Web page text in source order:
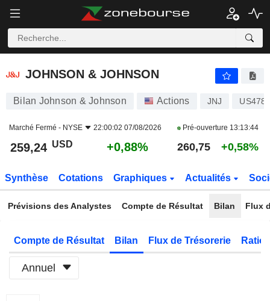
JOHNSON & JOHNSON
JOHNSON & JOHNSON
Bilan Johnson & Johnson Actions JNJ
Marché Fermé - NYSE 22:00:02 07/08/2026 Pré-ouverture 13:13:44
259,24 USD +0,88% 260,75 +0,58%
Synthèse Cotations Graphiques Actualités
Prévisions des Analystes Compte de Résultat Bilan Flux
Compte de Résultat Bilan Flux de Trésorerie
Annuel